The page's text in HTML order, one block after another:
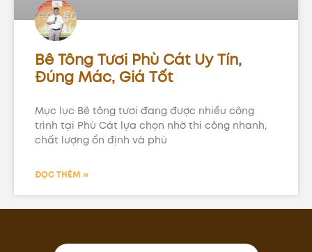
Bê Tông Tươi Phù Cát Uy Tín,
Đúng Mác, Giá Tốt
Mục lục Bê tông tươi đang được nhiều công
trình tại Phù Cát lựa chọn nhờ thi công nhanh,
chất lượng ổn định và phù
ĐỌC THÊM »